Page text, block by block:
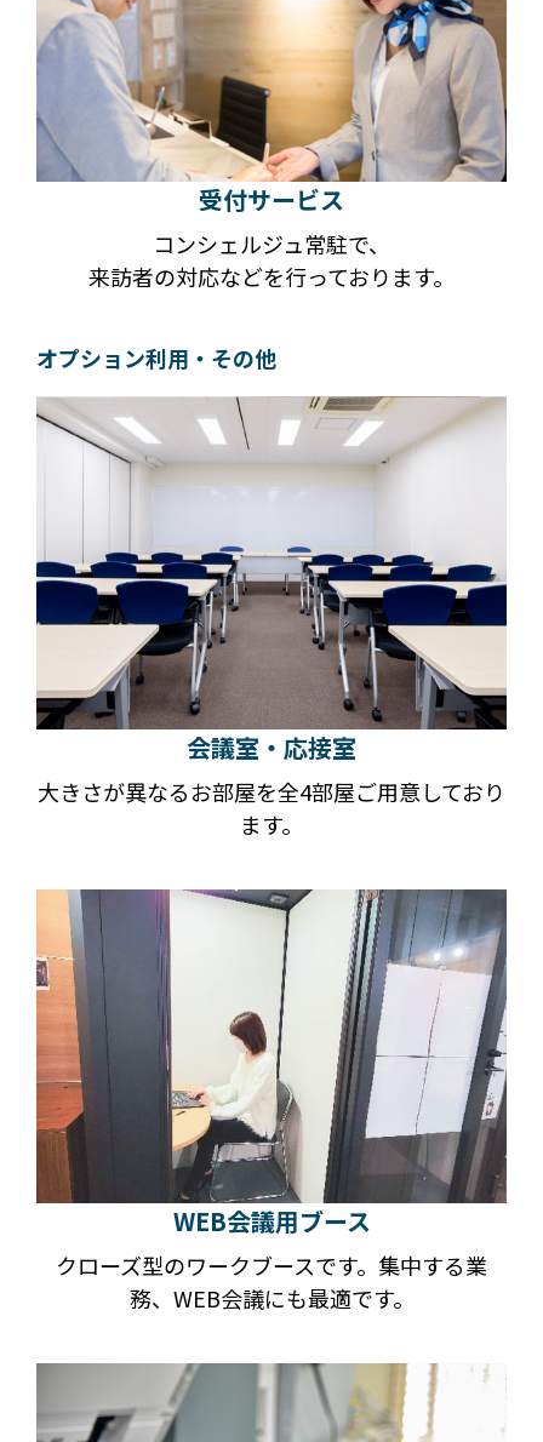
受付サービス
コンシェルジュ常駐で、
来訪者の対応などを行っております。
オプション利用・その他
会議室・応接室
大きさが異なるお部屋を全4部屋ご用意しており
ます。
WEB会議用ブース
クローズ型のワークブースです。集中する業
務、WEB会議にも最適です。